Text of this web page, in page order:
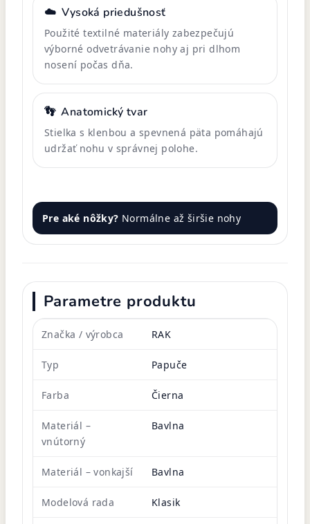
☁️ Vysoká priedušnosť
Použité textilné materiály zabezpečujú
výborné odvetrávanie nohy aj pri dlhom
nosení počas dňa.
👣 Anatomický tvar
Stielka s klenbou a spevnená päta pomáhajú
udržať nohu v správnej polohe.
Pre aké nôžky? Normálne až širšie nohy
Parametre produktu
Značka / výrobca RAK
Typ Papuče
Farba Čierna
Materiál –
vnútorný
Bavlna
Materiál – vonkajší Bavlna
Modelová rada Klasik